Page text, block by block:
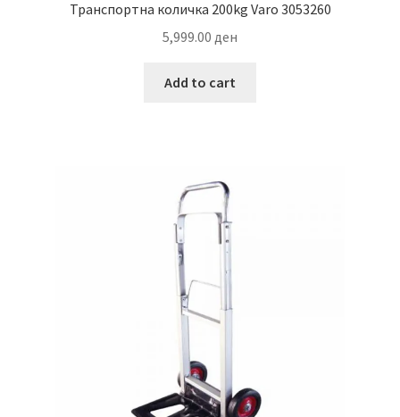
Транспортна количка 200kg Varo 3053260
5,999.00 ден
Add to cart